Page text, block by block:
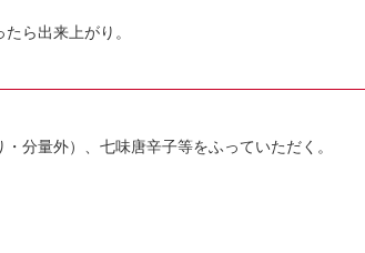
ら出来上がり。
分量外）、七味唐辛子等をふっていただく。